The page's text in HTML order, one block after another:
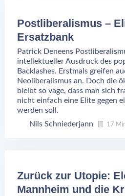
Postliberalismus –
Ersatzbank
Patrick Deneens
intellektueller Ausdruck des
Backlashes. Erstmals greifen
Neoliberalismus an. Doch die
bleibt so vage, dass man sich
nicht einfach eine Elite gegen
werden soll.
Nils Schniederjann
17
Zurück zur Utopie:
Mannheim und die